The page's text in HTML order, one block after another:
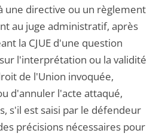
une directive ou un règlement
au juge administratif, après
la CJUE d'une question
l'interprétation ou la validité
de l'Union invoquée,
d'annuler l'acte attaqué,
s'il est saisi par le défendeur
précisions nécessaires pour